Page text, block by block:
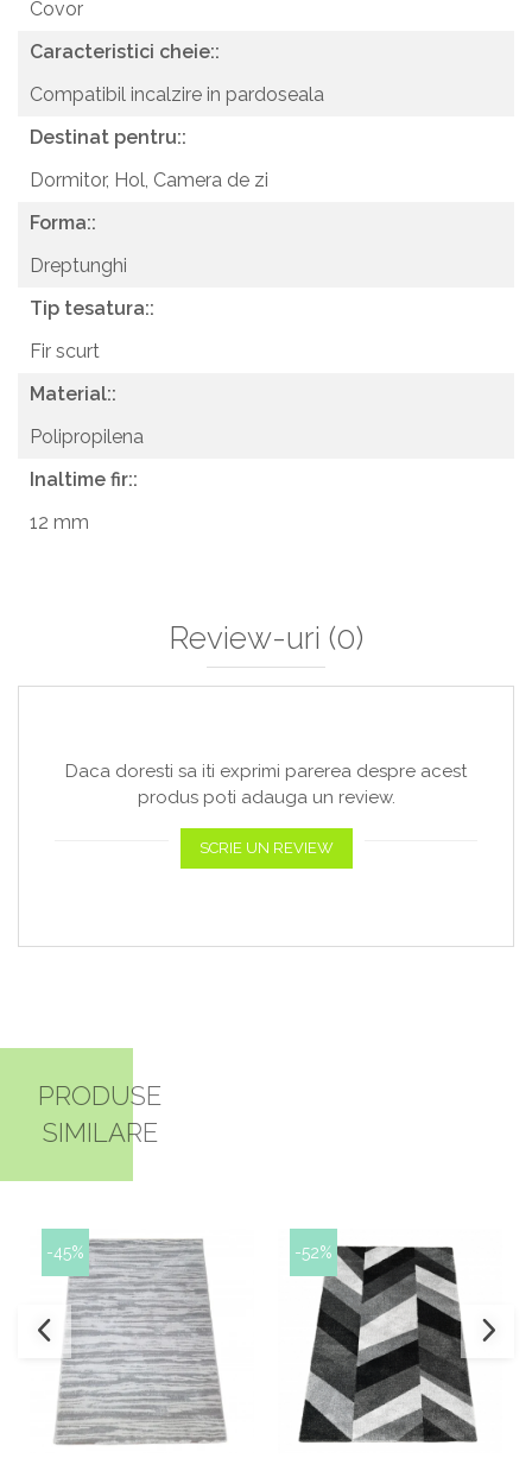
Covor
Caracteristici cheie::
Compatibil incalzire in pardoseala
Destinat pentru::
Dormitor, Hol, Camera de zi
Forma::
Dreptunghi
Tip tesatura::
Fir scurt
Material::
Polipropilena
Inaltime fir::
12 mm
Review-uri (0)
Daca doresti sa iti exprimi parerea despre acest
produs poti adauga un review.
SCRIE UN REVIEW
PRODUSE
SIMILARE
-45% -52%